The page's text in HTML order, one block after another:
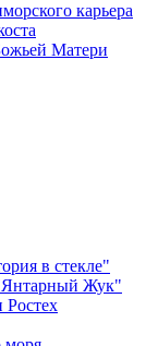
карьера
Матери
в стекле"
Жук"
Ростех